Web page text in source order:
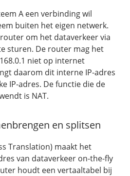
A een verbinding wil
buiten het eigen netwerk.
om het dataverkeer via
sturen. De router mag het
niet op internet
daarom dit interne IP-adres
IP-adres. De functie die de
is NAT.
en splitsen
Translation) maakt het
van dataverkeer on-the-fly
houdt een vertaaltabel bij